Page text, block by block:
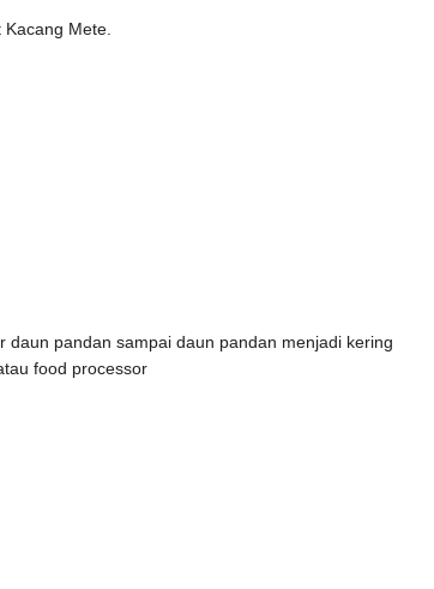
Mete.
pandan sampai daun pandan menjadi kering
food processor